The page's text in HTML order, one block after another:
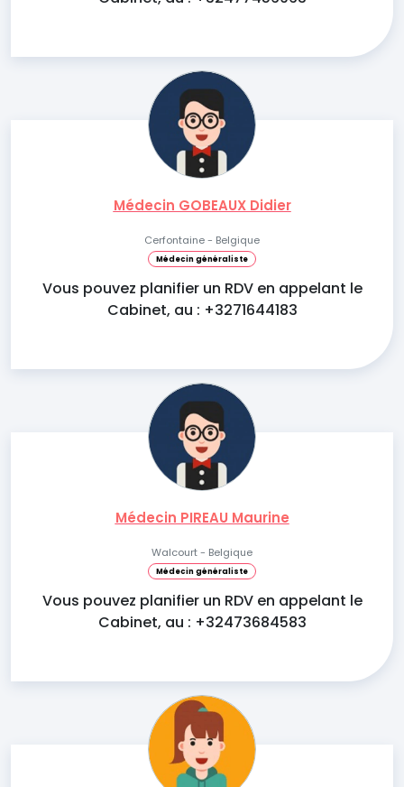
Médecin GOBEAUX Didier
Cerfontaine - Belgique
Médecin généraliste
Vous pouvez planifier un RDV en appelant le
Cabinet, au : +3271644183
Médecin PIREAU Maurine
Walcourt - Belgique
Médecin généraliste
Vous pouvez planifier un RDV en appelant le
Cabinet, au : +32473684583